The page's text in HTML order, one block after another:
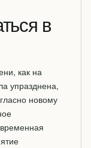
в
как на
упразднена,
новому